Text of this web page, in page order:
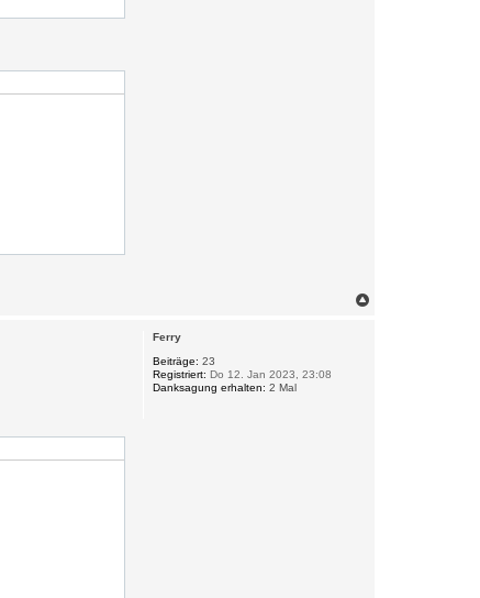
Ferry
Beiträge: 23
Registriert: Do 12. Jan 2023, 23:08
Danksagung erhalten: 2 Mal